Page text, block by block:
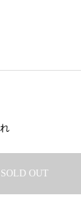
SOLD OUT